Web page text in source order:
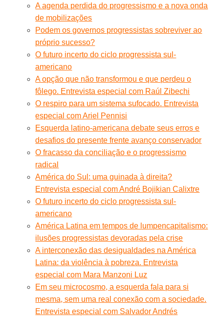
A agenda perdida do progressismo e a nova onda
de mobilizações
Podem os governos progressistas sobreviver ao
próprio sucesso?
O futuro incerto do ciclo progressista sul-
americano
A opção que não transformou e que perdeu o
fôlego. Entrevista especial com Raúl Zibechi
O respiro para um sistema sufocado. Entrevista
especial com Ariel Pennisi
Esquerda latino-americana debate seus erros e
desafios do presente frente avanço conservador
O fracasso da conciliação e o progressismo
radical
América do Sul: uma guinada à direita?
Entrevista especial com André Bojikian Calixtre
O futuro incerto do ciclo progressista sul-
americano
América Latina em tempos de lumpencapitalismo:
ilusões progressistas devoradas pela crise
A interconexão das desigualdades na América
Latina: da violência à pobreza. Entrevista
especial com Mara Manzoni Luz
Em seu microcosmo, a esquerda fala para si
mesma, sem uma real conexão com a sociedade.
Entrevista especial com Salvador Andrés